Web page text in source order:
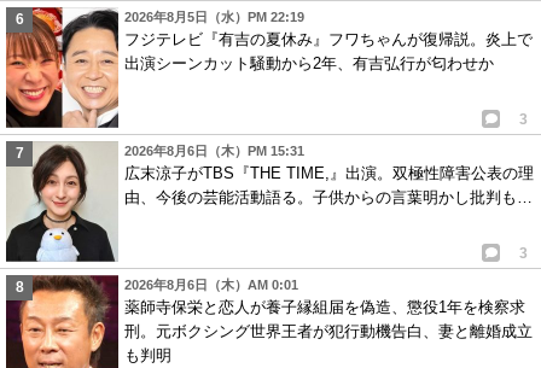
2026年8月5日（水）PM 22:19
フジテレビ『有吉の夏休み』フワちゃんが復帰説。炎上で
出演シーンカット騒動から2年、有吉弘行が匂わせか
3
2026年8月6日（木）PM 15:31
広末涼子がTBS『THE TIME,』出演。双極性障害公表の理
由、今後の芸能活動語る。子供からの言葉明かし批判も…
3
2026年8月6日（木）AM 0:01
薬師寺保栄と恋人が養子縁組届を偽造、懲役1年を検察求
刑。元ボクシング世界王者が犯行動機告白、妻と離婚成立
も判明